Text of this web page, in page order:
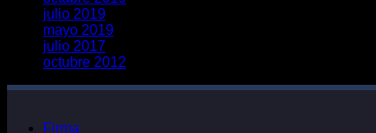
julio 2019
mayo 2019
julio 2017
octubre 2012
Firma